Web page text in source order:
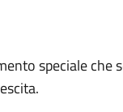
speciale